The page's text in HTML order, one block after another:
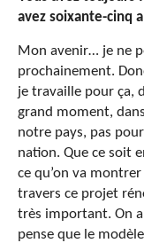
avez soixante-cinq
Mon avenir… je ne
prochainement.
je travaille pour ça,
grand moment,
notre pays, pas
nation. Que ce soit
ce qu’on va
travers ce projet
très important. On a
pense que le